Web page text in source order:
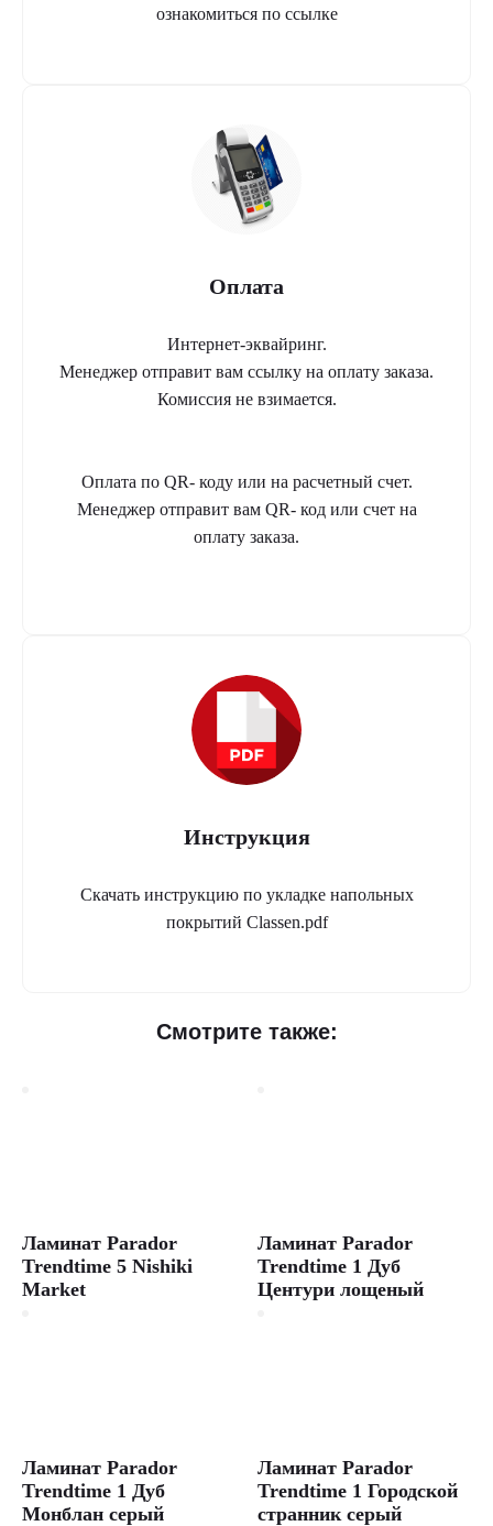
ознакомиться по ссылке
Оплата
Интернет-эквайринг.
Менеджер отправит вам ссылку на оплату заказа.
Комиссия не взимается.
Оплата по QR- коду или на расчетный счет.
Менеджер отправит вам QR- код или счет на
оплату заказа.
Инструкция
Скачать инструкцию по укладке напольных
покрытий Classen.pdf
Смотрите также:
Ламинат Parador
Trendtime 5 Nishiki
Market
Ламинат Parador
Trendtime 1 Дуб
Центури лощеный
Ламинат Parador
Trendtime 1 Дуб
Монблан серый
Ламинат Parador
Trendtime 1 Городской
странник серый